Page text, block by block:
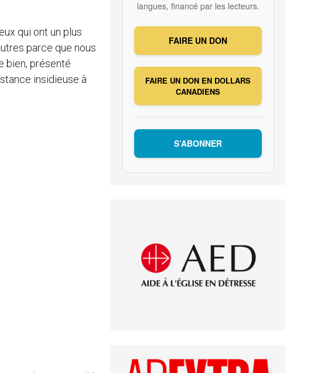
qui ont un plus
parce que nous
bien, présenté
insidieuse à
langues, financé par les lecteurs.
FAIRE UN DON
FAIRE UN DON EN DOLLARS
CANADIENS
S’ABONNER